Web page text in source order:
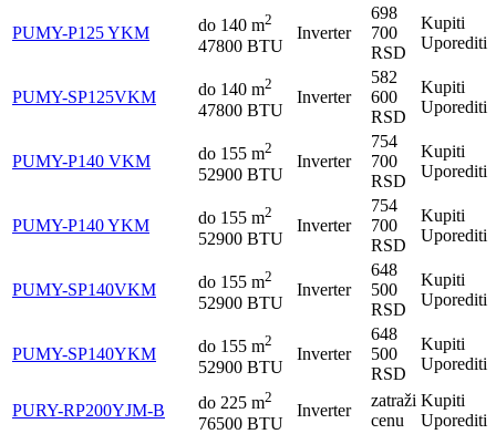
PUMY-P125 YKM do 140 m2
47800 BTU
Inverter
698
700
RSD
Kupiti
Uporediti
PUMY-SP125VKM do 140 m2
47800 BTU
Inverter
582
600
RSD
Kupiti
Uporediti
PUMY-P140 VKM do 155 m2
52900 BTU
Inverter
754
700
RSD
Kupiti
Uporediti
PUMY-P140 YKM do 155 m2
52900 BTU
Inverter
754
700
RSD
Kupiti
Uporediti
PUMY-SP140VKM do 155 m2
52900 BTU
Inverter
648
500
RSD
Kupiti
Uporediti
PUMY-SP140YKM do 155 m2
52900 BTU
Inverter
648
500
RSD
Kupiti
Uporediti
PURY-RP200YJM-B do 225 m2
76500 BTU
Inverter
zatraži
cenu
Kupiti
Uporediti